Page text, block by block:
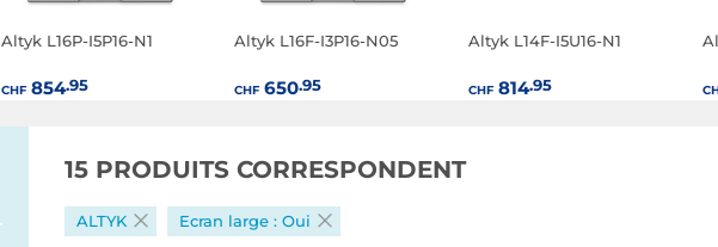
Altyk L16P-I5P16-N1
CHF854.95
Altyk L16F-I3P16-N05
CHF650.95
Altyk L14F-I5U16-N1
CHF814.95
15 PRODUITS CORRESPONDENT
ALTYK Ecran large : Oui